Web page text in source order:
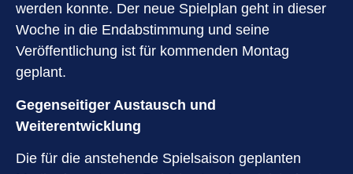
werden konnte. Der neue Spielplan geht in dieser
Woche in die Endabstimmung und seine
Veröffentlichung ist für kommenden Montag
geplant.
Gegenseitiger Austausch und
Weiterentwicklung
Die für die anstehende Spielsaison geplanten